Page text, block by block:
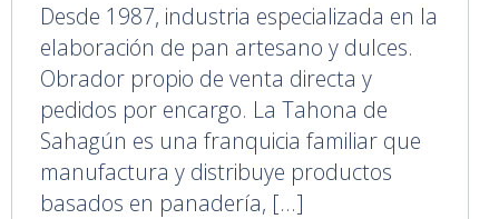
Desde 1987, industria especializada en la
elaboración de pan artesano y dulces.
Obrador propio de venta directa y
pedidos por encargo. La Tahona de
Sahagún es una franquicia familiar que
manufactura y distribuye productos
basados en panadería, [...]